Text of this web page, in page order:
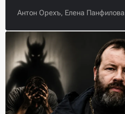
Антон Орехъ, Елена Панфилова